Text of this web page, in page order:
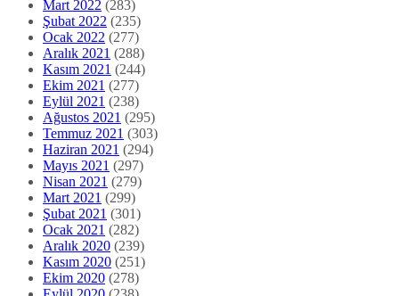
Mart 2022 (283)
Şubat 2022 (235)
Ocak 2022 (277)
Aralık 2021 (288)
Kasım 2021 (244)
Ekim 2021 (277)
Eylül 2021 (238)
Ağustos 2021 (295)
Temmuz 2021 (303)
Haziran 2021 (294)
Mayıs 2021 (297)
Nisan 2021 (279)
Mart 2021 (299)
Şubat 2021 (301)
Ocak 2021 (282)
Aralık 2020 (239)
Kasım 2020 (251)
Ekim 2020 (278)